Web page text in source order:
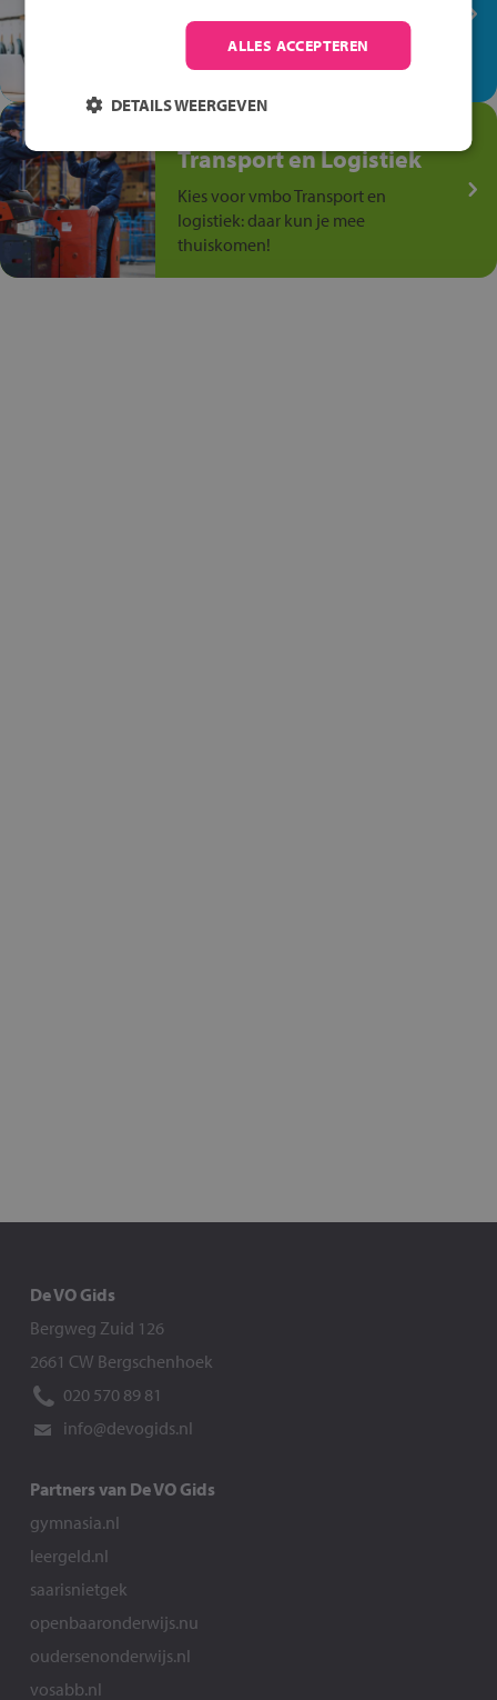
Ontdek via het vmbo jouw talent
op de winkelvloer, waar elke dag
anders is!
Transport en Logistiek
Kies voor vmbo Transport en
logistiek: daar kun je mee
thuiskomen!
De VO Gids
Bergweg Zuid 126
2661 CW Bergschenhoek
020 570 89 81
info@devogids.nl
Partners van De VO Gids
gymnasia.nl
leergeld.nl
saarisnietgek
openbaaronderwijs.nu
oudersenonderwijs.nl
vosabb.nl
ALLES ACCEPTEREN
DETAILS WEERGEVEN